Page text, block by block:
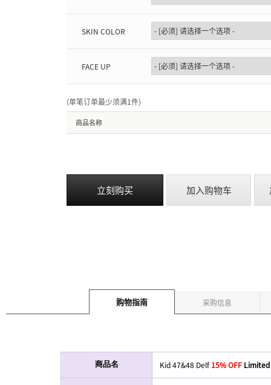
SKIN COLOR
FACE UP
(单笔订单最少须满1件)
商品名称
立刻购买 加入购物车
购物指南 采购信息
商品名 Kid 47&48 Delf15% OFF Limited